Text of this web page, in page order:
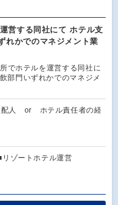
営する同社にて ホテル支
れかでのマネジメント業
でホテルを運営する同社に
部門いずれかでのマネジメ
配人 or ホテル責任者の経
ゾートホテル運営